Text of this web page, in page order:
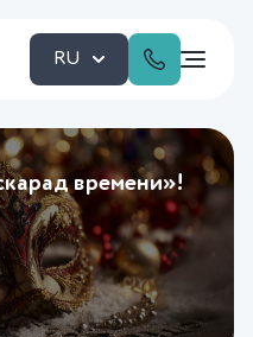
RU
времени»!